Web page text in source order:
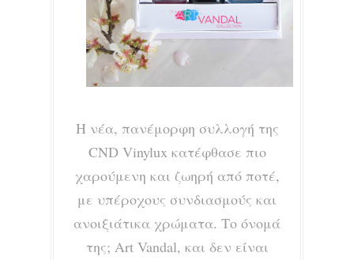
Η νέα, πανέμορφη συλλογή της
CND Vinylux κατέφθασε πιο
χαρούμενη και ζωηρή από ποτέ,
με υπέροχους συνδιασμούς και
ανοιξιάτικα χρώματα. Το όνομά
της; Art Vandal, και δεν είναι